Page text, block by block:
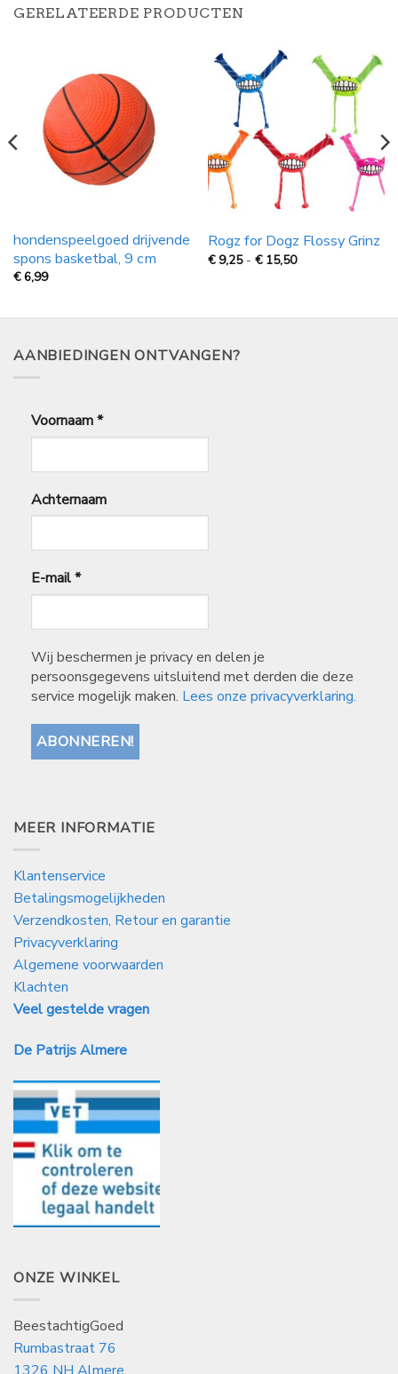
GERELATEERDE PRODUCTEN
hondenspeelgoed drijvende
spons basketbal, 9 cm
€6,99
Rogz for Dogz Flossy Grinz
€9,25 - € 15,50Prijsklasse:
15,50
AANBIEDINGEN ONTVANGEN?
Voornaam*
Achternaam
E-mail*
Wij beschermen je privacy en delen je
persoonsgegevens uitsluitend met derden die deze
service mogelijk maken. Lees onze privacyverklaring.
MEER INFORMATIE
Klantenservice
Betalingsmogelijkheden
Verzendkosten, Retour en garantie
Privacyverklaring
Algemene voorwaarden
Klachten
Veel gestelde vragen
De Patrijs Almere
ONZE WINKEL
BeestachtigGoed
Rumbastraat 76